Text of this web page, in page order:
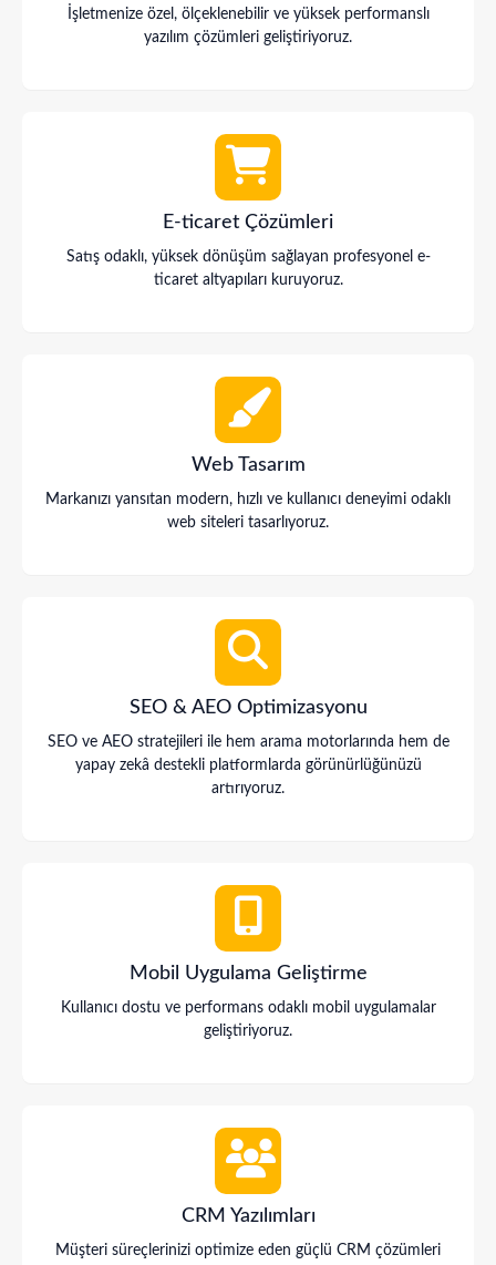
İşletmenize özel, ölçeklenebilir ve yüksek performanslı
yazılım çözümleri geliştiriyoruz.
E-ticaret Çözümleri
Satış odaklı, yüksek dönüşüm sağlayan profesyonel e-
ticaret altyapıları kuruyoruz.
Web Tasarım
Markanızı yansıtan modern, hızlı ve kullanıcı deneyimi odaklı
web siteleri tasarlıyoruz.
SEO & AEO Optimizasyonu
SEO ve AEO stratejileri ile hem arama motorlarında hem de
yapay zekâ destekli platformlarda görünürlüğünüzü
artırıyoruz.
Mobil Uygulama Geliştirme
Kullanıcı dostu ve performans odaklı mobil uygulamalar
geliştiriyoruz.
CRM Yazılımları
Müşteri süreçlerinizi optimize eden güçlü CRM çözümleri